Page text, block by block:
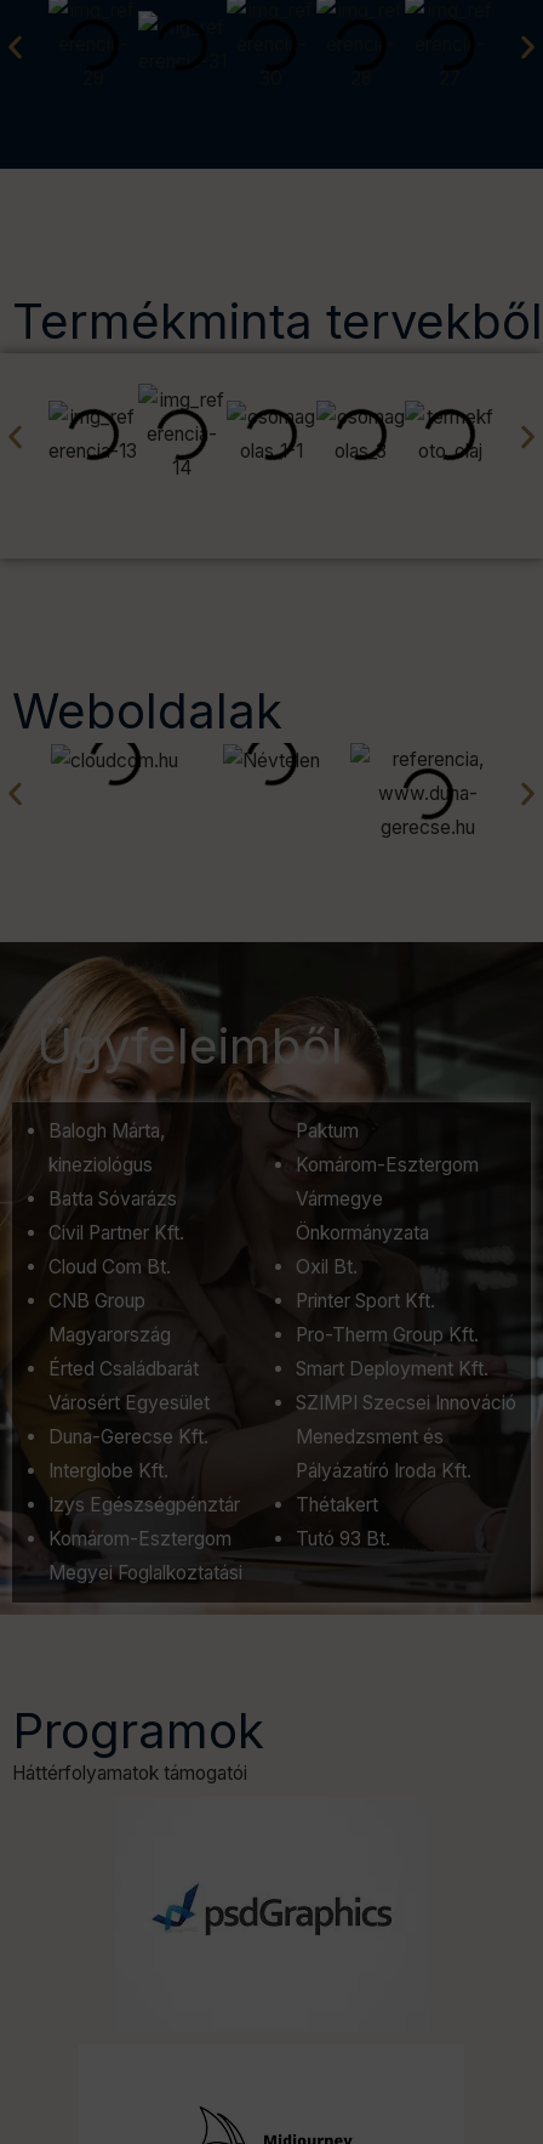
Termékminta tervekből
Weboldalak
Ügyfeleimből
Balogh Márta,
kineziológus
Batta Sóvarázs
Civil Partner Kft.
Cloud Com Bt.
CNB Group
Magyarország
Érted Családbarát
Városért Egyesület
Duna-Gerecse Kft.
Interglobe Kft.
Izys Egészségpénztár
Komárom-Esztergom
Megyei Foglalkoztatási
Paktum
Komárom-Esztergom
Vármegye
Önkormányzata
Oxil Bt.
Printer Sport Kft.
Pro-Therm Group Kft.
Smart Deployment Kft.
SZIMPI Szecsei Innováció
Menedzsment és
Pályázatíró Iroda Kft.
Thétakert
Tutó 93 Bt.
Programok
Háttérfolyamatok támogatói